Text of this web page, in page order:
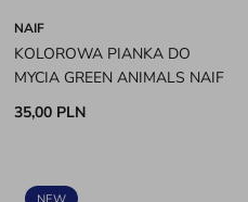
NAIF
KOLOROWA PIANKA DO
MYCIA GREEN ANIMALS NAIF
35,00 PLN